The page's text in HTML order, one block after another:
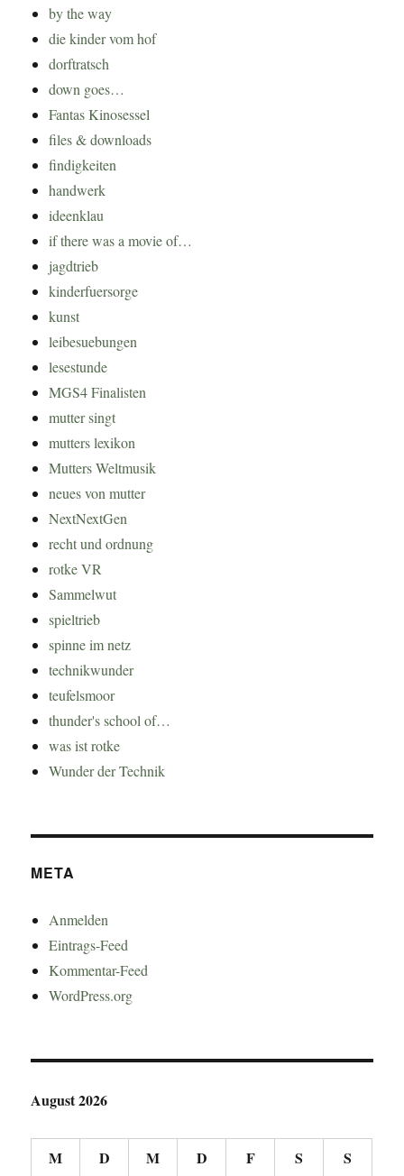
by the way
die kinder vom hof
dorftratsch
down goes…
Fantas Kinosessel
files & downloads
findigkeiten
handwerk
ideenklau
if there was a movie of…
jagdtrieb
kinderfuersorge
kunst
leibesuebungen
lesestunde
MGS4 Finalisten
mutter singt
mutters lexikon
Mutters Weltmusik
neues von mutter
NextNextGen
recht und ordnung
rotke VR
Sammelwut
spieltrieb
spinne im netz
technikwunder
teufelsmoor
thunder's school of…
was ist rotke
Wunder der Technik
META
Anmelden
Eintrags-Feed
Kommentar-Feed
WordPress.org
August 2026
M D M D F S S